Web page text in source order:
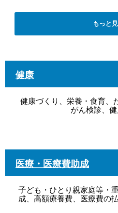
もっと
健康
健康づくり、栄養・食育、
がん検診、
医療・医療費助成
子ども・ひとり親家庭等・
成、高額療養費、医療費の